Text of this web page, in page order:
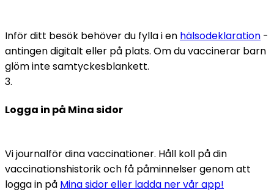
Inför ditt besök behöver du fylla i en hälsodeklaration -
antingen digitalt eller på plats. Om du vaccinerar barn
glöm inte samtyckesblankett.
3.
Logga in på Mina sidor
Vi journalför dina vaccinationer. Håll koll på din
vaccinationshistorik och få påminnelser genom att
logga in på Mina sidor eller ladda ner vår app!